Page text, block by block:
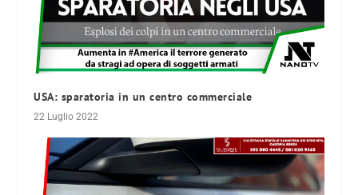
USA: sparatoria in un centro commerciale
22 Luglio 2022